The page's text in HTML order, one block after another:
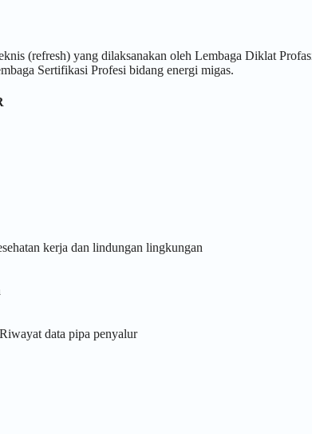
(refresh) yang dilaksanakan oleh Lembaga Diklat
Sertifikasi Profesi bidang energi migas.
kerja dan lindungan lingkungan
data pipa penyalur